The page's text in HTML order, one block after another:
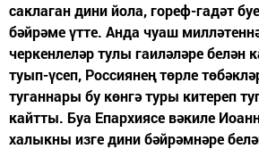
саклаган дини йола, гореф-гадәт
бәйрәме үтте. Анда чуаш
черкенлеләр тулы гаиләләре
туып-үсеп, Россиянең төрле
туганнары бу көнгә туры китереп
кайтты. Буа Епархиясе вәкиле
халыкны изге дини бәйрәмнәре